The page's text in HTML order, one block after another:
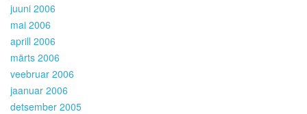
juuni 2006
mai 2006
aprill 2006
märts 2006
veebruar 2006
jaanuar 2006
detsember 2005